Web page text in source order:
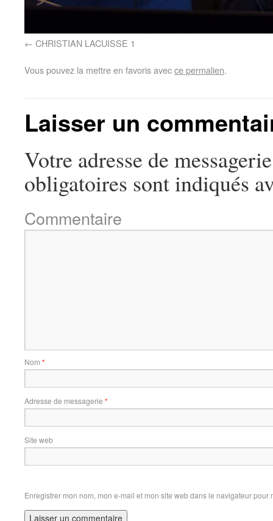
CHRISTIAN LACUISSE 1
Vous pouvez la mettre en favoris avecce permalien.
Laisser un
Votre adresse de
obligatoires sont indiqués
Commentaire
Nom *
Adresse de messagerie *
Site web
Enregistrer mon nom, mon e-mail et mon site web dans le navigateur pour